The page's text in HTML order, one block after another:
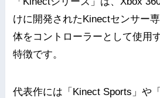
けに開発されたKinectセンサー
体をコントローラーとして使用
特徴です。
代表作には「Kinect Sports」や